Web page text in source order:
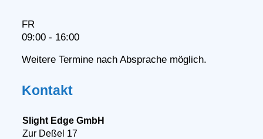
FR
09:00 - 16:00
Weitere Termine nach Absprache möglich.
Kontakt
Slight Edge GmbH
Zur Deßel 17